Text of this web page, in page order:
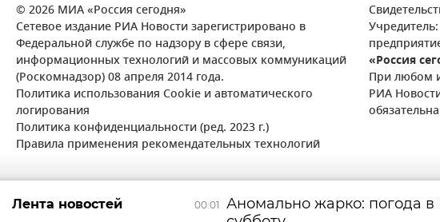
© 2026 МИА «Россия сегодня»
Сетевое издание РИА Новости зарегистрировано в
Федеральной службе по надзору в сфере связи,
информационных технологий и массовых коммуникаций
(Роскомнадзор) 08 апреля 2014 года.
Политика использования Cookie и автоматического
логирования
Политика конфиденциальности (ред. 2023 г.)
Правила применения рекомендательных технологий
«Россия
При любом
РИА
00:01
Аномально жарко: погода
Лента новостей